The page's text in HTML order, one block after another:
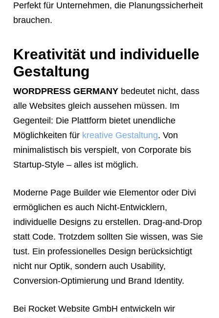
Perfekt für Unternehmen, die Planungssicherheit
brauchen.
Kreativität und individuelle
Gestaltung
WORDPRESS GERMANYbedeutet nicht, dass
alle Websites gleich aussehen müssen. Im
Gegenteil: Die Plattform bietet unendliche
Möglichkeiten für kreative Gestaltung. Von
minimalistisch bis verspielt, von Corporate bis
Startup-Style – alles ist möglich.
Moderne Page Builder wie Elementor oder Divi
ermöglichen es auch Nicht-Entwicklern,
individuelle Designs zu erstellen. Drag-and-Drop
statt Code. Trotzdem sollten Sie wissen, was Sie
tust. Ein professionelles Design berücksichtigt
nicht nur Optik, sondern auch Usability,
Conversion-Optimierung und Brand Identity.
Bei Rocket Website GmbH entwickeln wir